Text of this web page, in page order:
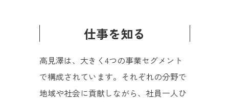
仕事を知る
高見澤は、大きく4つの事業セグメント
で構成されています。それぞれの分野で
地域や社会に貢献しながら、社員一人ひ